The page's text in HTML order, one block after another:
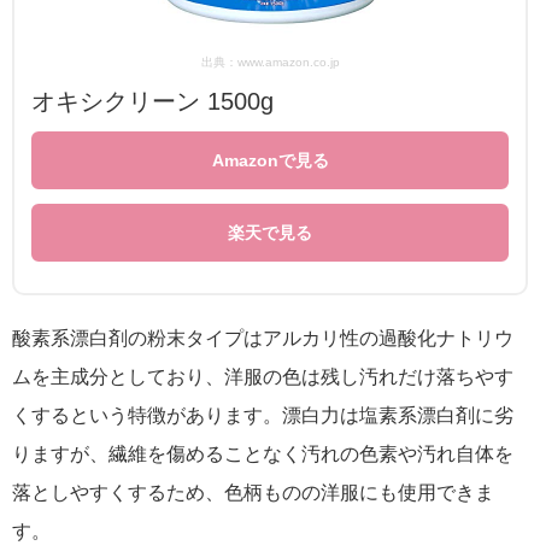
出典：www.amazon.co.jp
オキシクリーン 1500g
Amazonで見る
楽天で見る
酸素系漂白剤の粉末タイプはアルカリ性の過酸化ナトリウ
ムを主成分としており、洋服の色は残し汚れだけ落ちやす
くするという特徴があります。漂白力は塩素系漂白剤に劣
りますが、繊維を傷めることなく汚れの色素や汚れ自体を
落としやすくするため、色柄ものの洋服にも使用できま
す。